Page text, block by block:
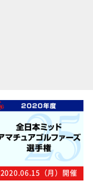
2020.06.15（月）開催